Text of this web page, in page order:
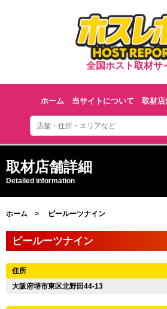
全国ホスト取材サ
ホーム 当サイトについて 取材店
取材店舗詳細
Detailed information
ホーム ピールーツナイン
ピールーツナイン
住所
大阪府堺市東区北野田44-13